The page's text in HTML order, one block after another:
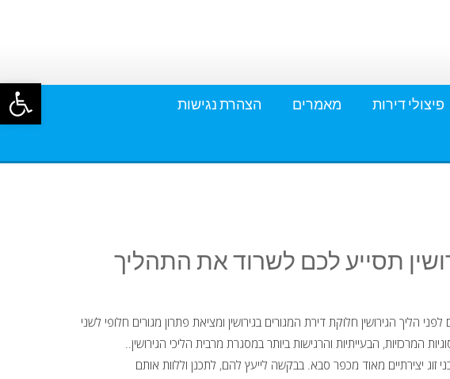
פתח פיצולי דירות מאמרים הצהרת נגישות
תסייע לכם לשרוד את התהליך
הליך הגירושין חלוקת דירת המגורים בגירושין ומציאת פתרון מגורים חלופי לשני
המרכזיות, הבעייתיות והרגישות ביותר במסגרת מרבית הליכי הגירושין..
זוג יצירתיים מאוד מכפר סבא. בבקשה לייעץ להם, לתכנן וללוות אותם